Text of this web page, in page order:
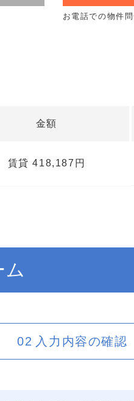
お電話での物件
金額
賃貸 418,187円
02 入力内容の確認